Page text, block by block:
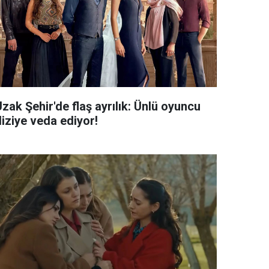
Şehir'de flaş ayrılık: Ünlü oyuncu
veda ediyor!